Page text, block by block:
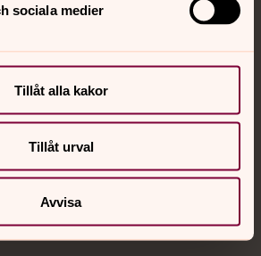
sociala medier
Tillåt alla kakor
Tillåt urval
Avvisa
Prata eller chatta anonymt
och nätter.